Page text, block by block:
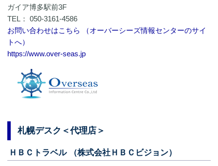
ガイア博多駅前3F
TEL： ​050-3161-4586
お問い合わせはこちら （オーバーシーズ情報センターのサイ
トへ）
https://www.over-seas.jp
札幌デスク＜代理店＞
ＨＢＣトラベル （株式会社ＨＢＣビジョン）